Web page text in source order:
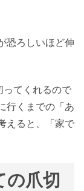
恐ろしいほど伸
ってくれるので
行くまでの「あ
えると、「家で
爪切